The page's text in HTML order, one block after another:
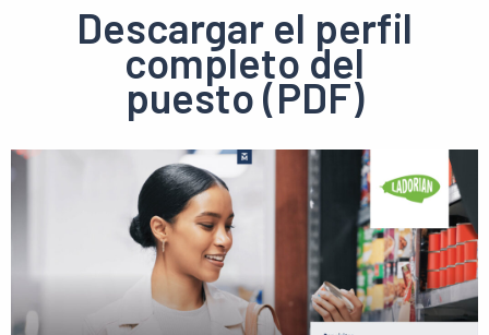
Descargar el perfil
completo del
puesto (PDF)
Ver